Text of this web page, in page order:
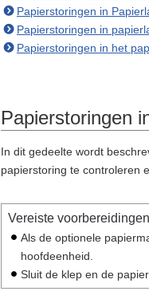
Papierstoringen in
Papierstoringen in
Papierstoringen in het
Papierstoringen
In dit gedeelte wordt
papierstoring te controleren
Vereiste voorbereidingen
Als de optionele
hoofdeenheid.
Sluit de klep en de